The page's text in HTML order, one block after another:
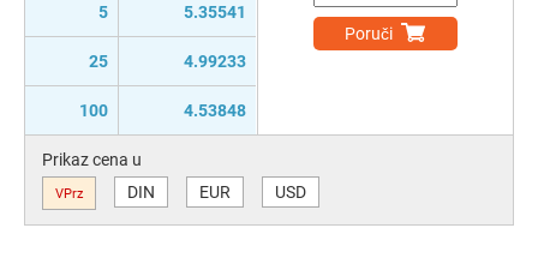
5 5.35541
25 4.99233
100 4.53848
Poruči
Prikaz cena u
VPrz DIN EUR USD